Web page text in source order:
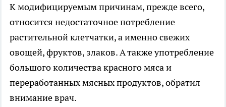
К модифицируемым причинам, прежде всего,
относится недостаточное потребление
растительной клетчатки, а именно свежих
овощей, фруктов, злаков. А также употребление
большого количества красного мяса и
переработанных мясных продуктов, обратил
внимание врач.